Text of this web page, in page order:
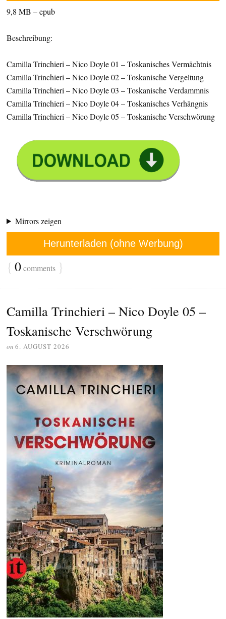
9,8 MB – epub
Beschreibung:
Camilla Trinchieri – Nico Doyle 01 – Toskanisches Vermächtnis
Camilla Trinchieri – Nico Doyle 02 – Toskanische Vergeltung
Camilla Trinchieri – Nico Doyle 03 – Toskanische Verdammnis
Camilla Trinchieri – Nico Doyle 04 – Toskanisches Verhängnis
Camilla Trinchieri – Nico Doyle 05 – Toskanische Verschwörung
Mirrors zeigen
Herunterladen (ohne Werbung)
{ 0comments }
Camilla Trinchieri – Nico Doyle 05 –
Toskanische Verschwörung
on 6. AUGUST 2026